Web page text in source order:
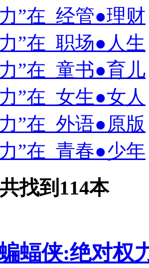
”在 经管●理财
”在 职场●人生
”在 童书●育儿
”在 女生●女人
”在 外语●原版
”在 青春●少年
找到114本
蝠侠:绝对权